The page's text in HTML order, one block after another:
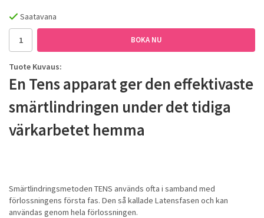
Saatavana
BOKA NU
Tuote Kuvaus:
En Tens apparat ger den effektivaste
smärtlindringen under det tidiga
värkarbetet hemma
Smärtlindringsmetoden TENS används ofta i samband med
förlossningens första fas. Den så kallade Latensfasen och kan
användas genom hela förlossningen.